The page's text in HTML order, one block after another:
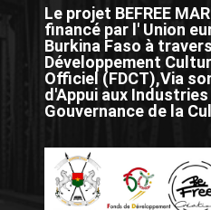
Le projet BEFREE
financé par l' Union
Burkina Faso à
Développement
Officiel (FDCT),Via
d'Appui aux
Gouvernance de la